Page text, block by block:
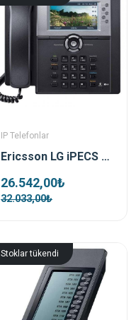
IP Telefonlar
Ericsson LG iPECS LIP-8050E IP Telefon
26.542,00₺
32.033,00₺
Stoklar tükendi